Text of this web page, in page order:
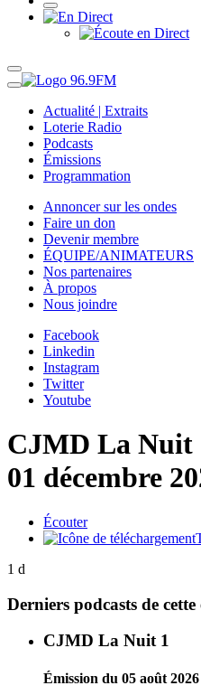
Actualité | Extraits
Loterie Radio
Podcasts
Émissions
Programmation
Annoncer sur les ondes
Faire un don
Devenir membre
ÉQUIPE/ANIMATEURS
Nos partenaires
À propos
Nous joindre
Facebook
Linkedin
Instagram
Twitter
Youtube
CJMD La Nuit
01 décembre
Écouter
1 d
Derniers podcasts de cette
CJMD La Nuit 1
Émission du 05 août 2026